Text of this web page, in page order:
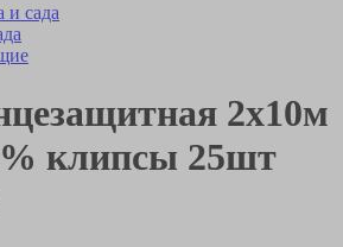
и сада
2х10м
клипсы 25шт